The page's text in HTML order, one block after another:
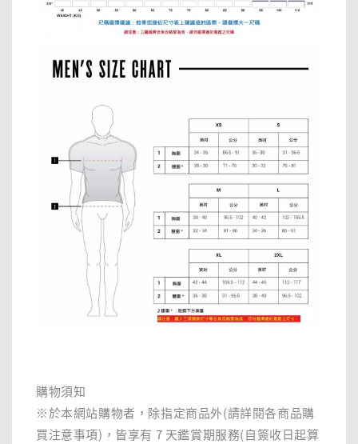
購物須知
※於本網站購物者，除指定商品外(請詳閱各商品購
買注意事項)，皆享有 7 天鑑賞期服務(自簽收日起算